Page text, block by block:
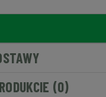
(0)